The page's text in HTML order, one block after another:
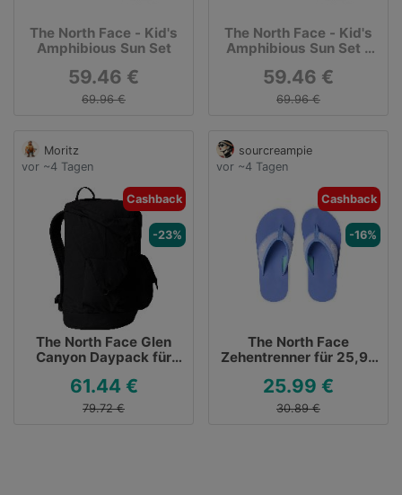
The North Face - Kid's
Amphibious Sun Set
59.46 €
69.96 €
The North Face - Kid's
Amphibious Sun Set -
59.46 €
69.96 €
Moritz
vor ~4 Tagen
Cashback
-23%
The North Face Glen
Canyon Daypack für
61.44 €
79.72 €
sourcreampie
vor ~4 Tagen
Cashback
-16%
The North Face
Zehentrenner für 25,99
25.99 €
30.89 €